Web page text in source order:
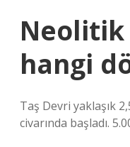
Neolitik
hangi
Taş Devri yaklaşık
civarında başladı.